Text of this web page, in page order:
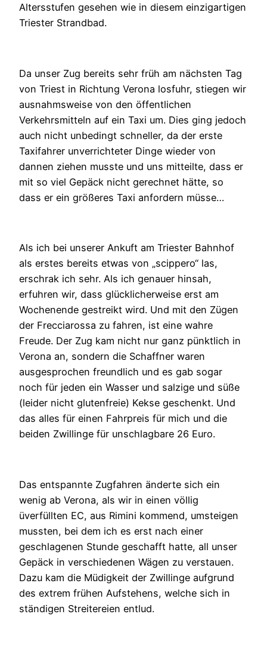
Altersstufen gesehen wie in diesem einzigartigen
Triester Strandbad.
Da unser Zug bereits sehr früh am nächsten Tag
von Triest in Richtung Verona losfuhr, stiegen wir
ausnahmsweise von den öffentlichen
Verkehrsmitteln auf ein Taxi um. Dies ging jedoch
auch nicht unbedingt schneller, da der erste
Taxifahrer unverrichteter Dinge wieder von
dannen ziehen musste und uns mitteilte, dass er
mit so viel Gepäck nicht gerechnet hätte, so
dass er ein größeres Taxi anfordern müsse…
Als ich bei unserer Ankuft am Triester Bahnhof
als erstes bereits etwas von „scippero“ las,
erschrak ich sehr. Als ich genauer hinsah,
erfuhren wir, dass glücklicherweise erst am
Wochenende gestreikt wird. Und mit den Zügen
der Frecciarossa zu fahren, ist eine wahre
Freude. Der Zug kam nicht nur ganz pünktlich in
Verona an, sondern die Schaffner waren
ausgesprochen freundlich und es gab sogar
noch für jeden ein Wasser und salzige und süße
(leider nicht glutenfreie) Kekse geschenkt. Und
das alles für einen Fahrpreis für mich und die
beiden Zwillinge für unschlagbare 26 Euro.
Das entspannte Zugfahren änderte sich ein
wenig ab Verona, als wir in einen völlig
üverfüllten EC, aus Rimini kommend, umsteigen
mussten, bei dem ich es erst nach einer
geschlagenen Stunde geschafft hatte, all unser
Gepäck in verschiedenen Wägen zu verstauen.
Dazu kam die Müdigkeit der Zwillinge aufgrund
des extrem frühen Aufstehens, welche sich in
ständigen Streitereien entlud.